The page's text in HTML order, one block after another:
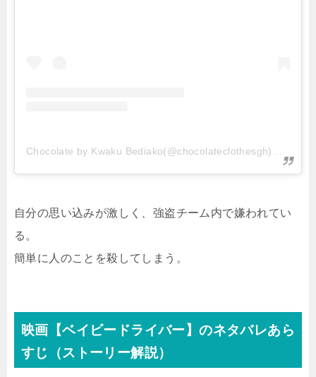
自分の思い込みが激しく、強盗チーム内で嫌われてい
る。
簡単に人のことを殺してしまう。
映画【ベイビードライバー】のネタバレあら
すじ（ストーリー解説）